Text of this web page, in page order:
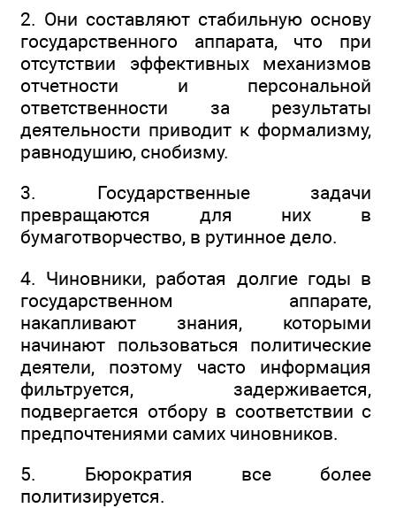
2. Они составляют стабильную основу
государственного аппарата, что при
отсутствии эффективных механизмов
отчетности и персональной
ответственности за результаты
деятельности приводит к формализму,
равнодушию, снобизму.
3. Государственные задачи
превращаются для них в
бумаготворчество, в рутинное дело.
4. Чиновники, работая долгие годы в
государственном аппарате,
накапливают знания, которыми
начинают пользоваться политические
деятели, поэтому часто информация
фильтруется, задерживается,
подвергается отбору в соответствии с
предпочтениями самих чиновников.
5. Бюрократия все более
политизируется.